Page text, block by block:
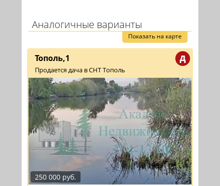
Аналогичные варианты
Показать на карте
Д
Тополь,1
Продается дача в СНТ Тополь
250 000 руб.